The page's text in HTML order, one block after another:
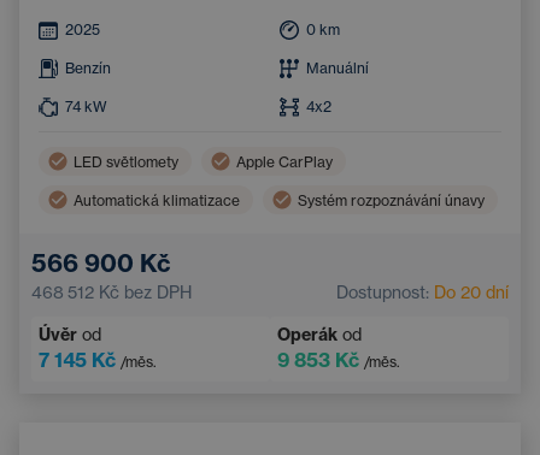
2025 0 km
Benzín Manuální
74 kW 4x2
LED světlomety Apple CarPlay
Automatická klimatizace Systém rozpoznávání únavy
566 900 Kč
468 512 Kč bez DPH Dostupnost: Do 20 dní
Úvěr od
7 145 Kč /měs.
Operák od
9 853 Kč /měs.